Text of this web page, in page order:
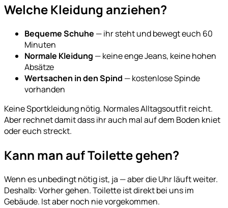
Welche Kleidung anziehen?
Bequeme Schuhe — ihr steht und bewegt euch 60
Minuten
Normale Kleidung — keine enge Jeans, keine hohen
Absätze
Wertsachen in den Spind — kostenlose Spinde
vorhanden
Keine Sportkleidung nötig. Normales Alltagsoutfit reicht.
Aber rechnet damit dass ihr auch mal auf dem Boden kniet
oder euch streckt.
Kann man auf Toilette gehen?
Wenn es unbedingt nötig ist, ja — aber die Uhr läuft weiter.
Deshalb: Vorher gehen. Toilette ist direkt bei uns im
Gebäude. Ist aber noch nie vorgekommen.